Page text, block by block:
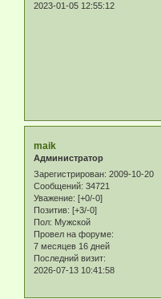
2023-01-05 12:55:12
maik
Администратор
Зарегистрирован: 2009-10-20
Сообщений: 34721
Уважение: [+0/-0]
Позитив: [+3/-0]
Пол: Мужской
Провел на форуме:
7 месяцев 16 дней
Последний визит:
2026-07-13 10:41:58